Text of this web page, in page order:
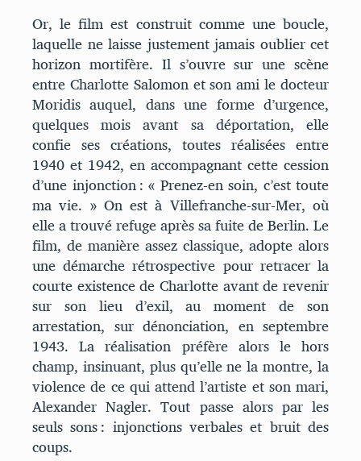
Or, le film est construit comme une boucle,
laquelle ne laisse justement jamais oublier cet
horizon mortifère. Il s’ouvre sur une scène
entre Charlotte Salomon et son ami le docteur
Moridis auquel, dans une forme d’urgence,
quelques mois avant sa déportation, elle
confie ses créations, toutes réalisées entre
1940 et 1942, en accompagnant cette cession
d’une injonction : « Prenez-en soin, c’est toute
ma vie. » On est à Villefranche-sur-Mer, où
elle a trouvé refuge après sa fuite de Berlin. Le
film, de manière assez classique, adopte alors
une démarche rétrospective pour retracer la
courte existence de Charlotte avant de revenir
sur son lieu d’exil, au moment de son
arrestation, sur dénonciation, en septembre
1943. La réalisation préfère alors le hors
champ, insinuant, plus qu’elle ne la montre, la
violence de ce qui attend l’artiste et son mari,
Alexander Nagler. Tout passe alors par les
seuls sons : injonctions verbales et bruit des
coups.